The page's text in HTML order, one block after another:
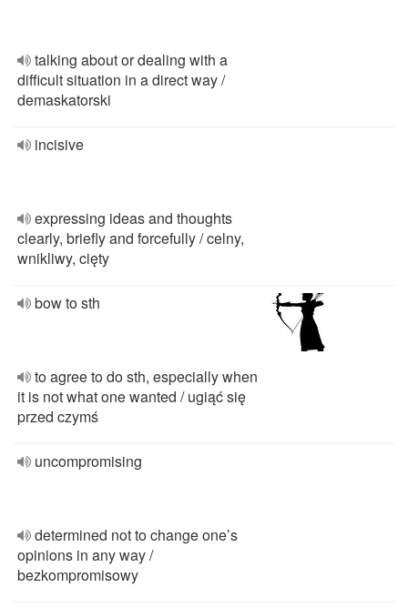
talking about or dealing with a
difficult situation in a direct way /
demaskatorski
incisive
expressing ideas and thoughts
clearly, briefly and forcefully / celny,
wnikliwy, cięty
bow to sth
to agree to do sth, especially when
it is not what one wanted / ugiąć się
przed czymś
uncompromising
determined not to change one’s
opinions in any way /
bezkompromisowy